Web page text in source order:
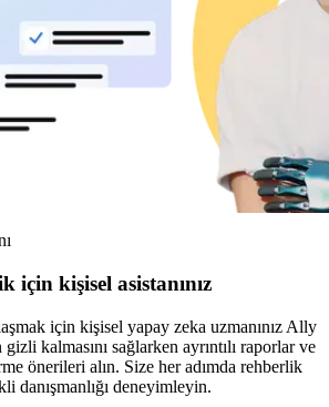
kişisel asistanınız
için kişisel yapay zeka uzmanınız Ally
kalmasını sağlarken ayrıntılı raporlar ve
önerileri alın. Size her adımda rehberlik
danışmanlığı deneyimleyin.